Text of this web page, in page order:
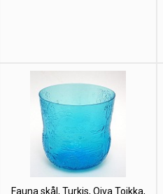
Fauna skål, Turkis, Oiva Toikka,